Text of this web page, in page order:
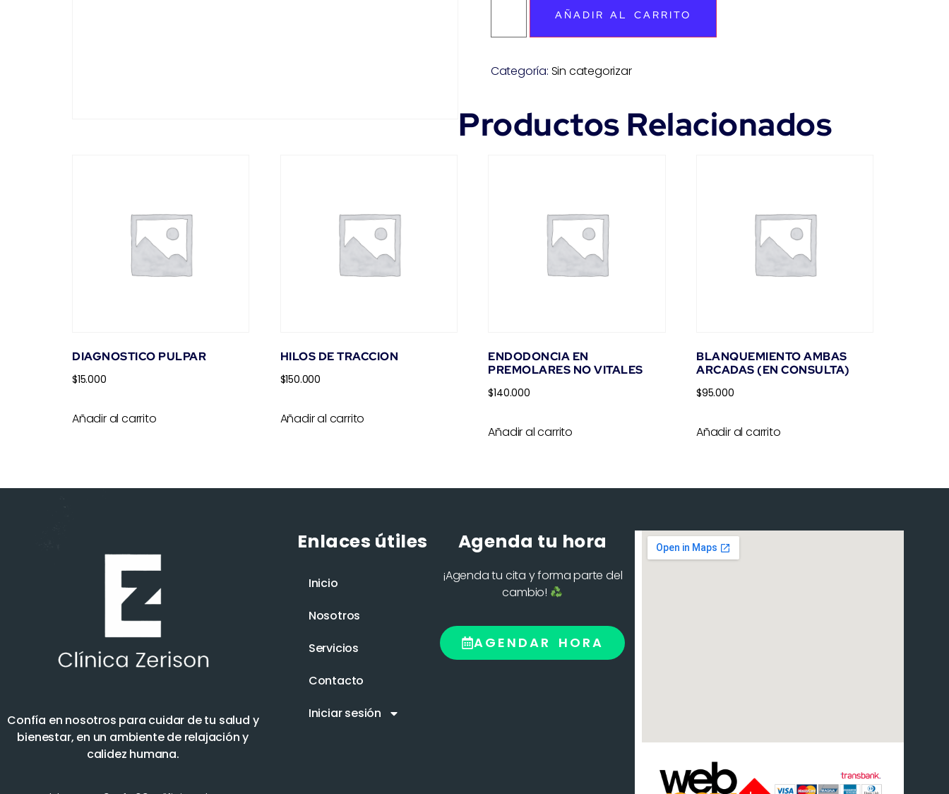
AÑADIR AL CARRITO
Categoría: Sin categorizar
Productos Relacionados
DIAGNOSTICO PULPAR
$15.000
Añadir al carrito
HILOS DE TRACCION
$150.000
Añadir al carrito
ENDODONCIA EN
PREMOLARES NO VITALES
$140.000
Añadir al carrito
BLANQUEMIENTO AMBAS
ARCADAS (EN CONSULTA)
$95.000
Añadir al carrito
Confía en nosotros para cuidar de tu salud y
bienestar, en un ambiente de relajación y
calidez humana.
Enlaces útiles
Inicio
Nosotros
Servicios
Contacto
Iniciar sesión
Agenda tu hora
¡Agenda tu cita y forma parte del
cambio!
AGENDAR HORA